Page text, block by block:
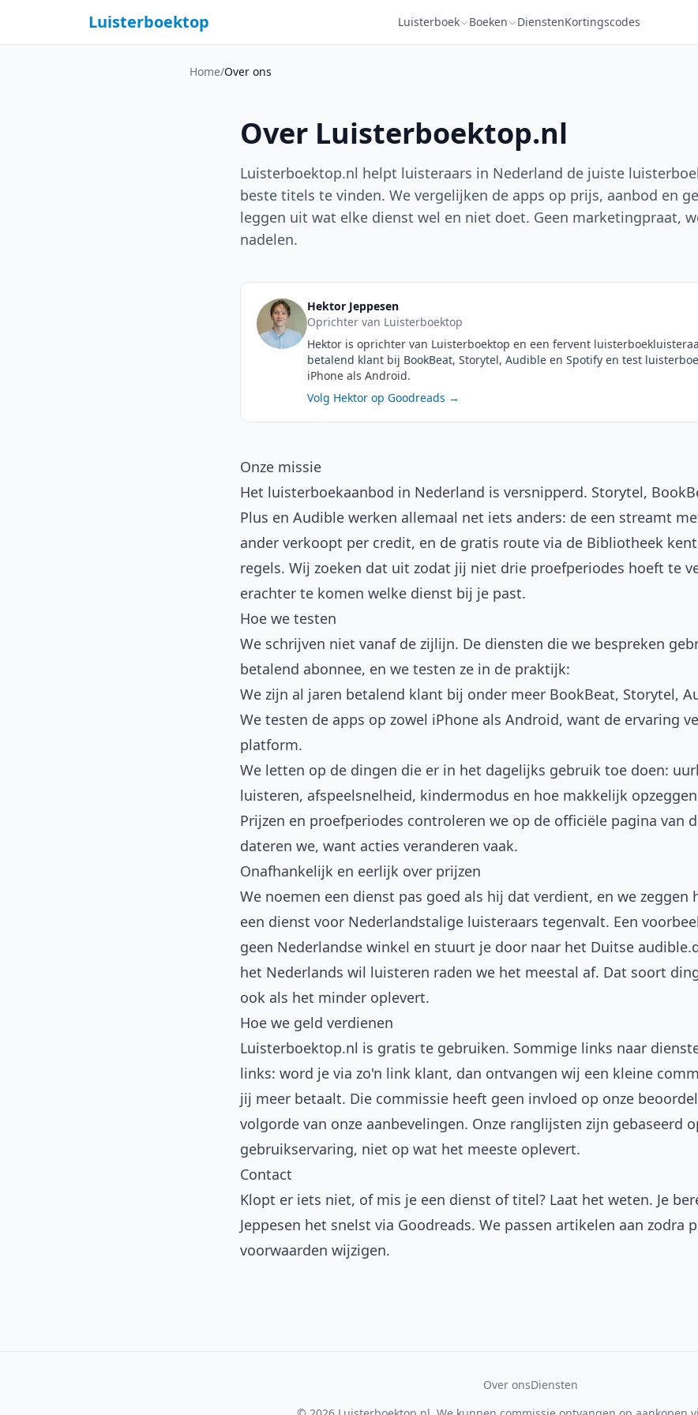
Luisterboektop Luisterboek Boeken DienstenKortingscodes
Home/Over ons
Over Luisterboektop.nl
Luisterboektop.nl helpt luisteraars in Nederland de juiste
beste titels te vinden. We vergelijken de apps op prijs, aanbod en
leggen uit wat elke dienst wel en niet doet. Geen marketingpraat,
nadelen.
Hektor Jeppesen
Oprichter van Luisterboektop
Hektor is oprichter van Luisterboektop en een fervent
betalend klant bij BookBeat, Storytel, Audible en Spotify en test
iPhone als Android.
Volg Hektor op Goodreads →
Onze missie
Het luisterboekaanbod in Nederland is versnipperd. Storytel,
Plus en Audible werken allemaal net iets anders: de een streamt
ander verkoopt per credit, en de gratis route via de Bibliotheek
regels. Wij zoeken dat uit zodat jij niet drie proefperiodes hoeft te
erachter te komen welke dienst bij je past.
Hoe we testen
We schrijven niet vanaf de zijlijn. De diensten die we bespreken
betalend abonnee, en we testen ze in de praktijk:
We zijn al jaren betalend klant bij onder meer BookBeat, Storytel,
We testen de apps op zowel iPhone als Android, want de ervaring
platform.
We letten op de dingen die er in het dagelijks gebruik toe doen:
luisteren, afspeelsnelheid, kindermodus en hoe makkelijk
Prijzen en proefperiodes controleren we op de officiële pagina van
dateren we, want acties veranderen vaak.
Onafhankelijk en eerlijk over prijzen
We noemen een dienst pas goed als hij dat verdient, en we zeggen
een dienst voor Nederlandstalige luisteraars tegenvalt. Een
geen Nederlandse winkel en stuurt je door naar het Duitse
het Nederlands wil luisteren raden we het meestal af. Dat soort
ook als het minder oplevert.
Hoe we geld verdienen
Luisterboektop.nl is gratis te gebruiken. Sommige links naar
links: word je via zo'n link klant, dan ontvangen wij een kleine
jij meer betaalt. Die commissie heeft geen invloed op onze
volgorde van onze aanbevelingen. Onze ranglijsten zijn gebaseerd
gebruikservaring, niet op wat het meeste oplevert.
Contact
Klopt er iets niet, of mis je een dienst of titel? Laat het weten. Je
Jeppesen het snelst via Goodreads. We passen artikelen aan zodra
voorwaarden wijzigen.
Over onsDiensten